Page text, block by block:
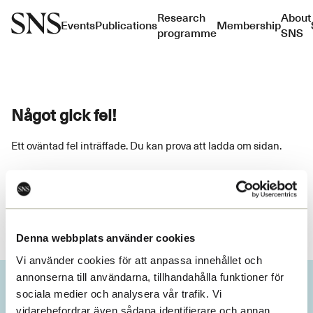
Denna webbplats använder cookies
Vi använder cookies för att anpassa innehållet och
annonserna till användarna, tillhandahålla funktioner för
sociala medier och analysera vår trafik. Vi
vidarebefordrar även sådana identifierare och annan
EventsPublicationsResearch
programmeMembershipAbout
SNS
Något gick fel!
Ett oväntad fel inträffade. Du kan prova att ladda om sidan.
Ladda om